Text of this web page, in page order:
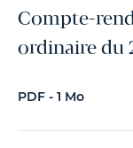
Compte-
ordinaire du
PDF - 1 Mo